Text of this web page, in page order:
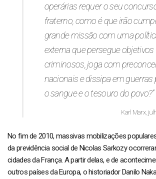
operárias requer o seu
fraterno, como é que irão
grande missão com uma
externa que persegue objetivos
criminosos, joga com
nacionais e dissipa em guerras
o sangue e o tesouro do povo?”
Karl Marx,
No fim de 2010, massivas mobilizações
da previdência social de Nicolas Sarkozy
cidades da França. A partir delas, e de
outros países da Europa, o historiador Danilo